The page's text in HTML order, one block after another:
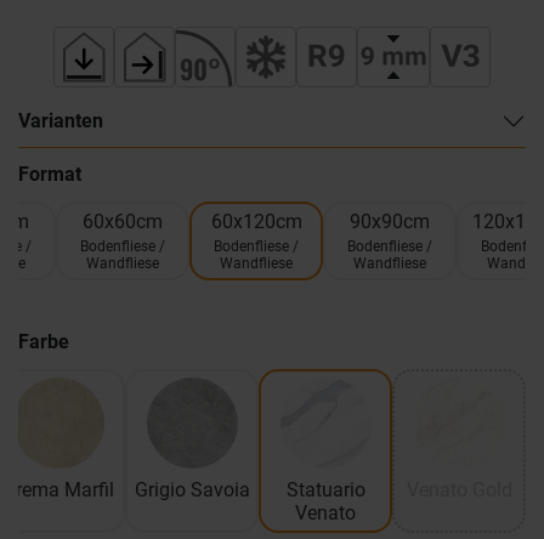
Varianten
Format
/
60x60cm
Bodenfliese /
Wandfliese
60x120cm
Bodenfliese /
Wandfliese
90x90cm
Bodenfliese /
Wandfliese
Farbe
Crema Marfil Grigio Savoia
Statuario
Venato